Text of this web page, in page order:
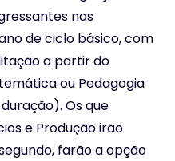
nas
de ciclo básico, com
a partir do
ou Pedagogia
Os que
e Produção irão
farão a opção